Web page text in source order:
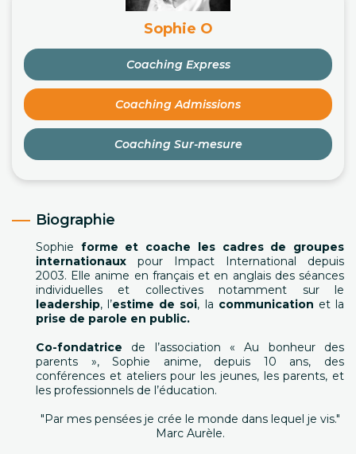
Sophie O
Coaching Express
Coaching Admissions
Coaching Sur-mesure
Biographie
Sophie forme et coache les cadres de groupes
internationaux pour Impact International depuis
2003. Elle anime en français et en anglais des séances
individuelles et collectives notamment sur le
leadership, l’estime de soi, la communication et la
prise de parole en public.
Co-fondatrice de l’association « Au bonheur des
parents », Sophie anime, depuis 10 ans, des
conférences et ateliers pour les jeunes, les parents, et
les professionnels de l’éducation.
"Par mes pensées je crée le monde dans lequel je vis."
Marc Aurèle.